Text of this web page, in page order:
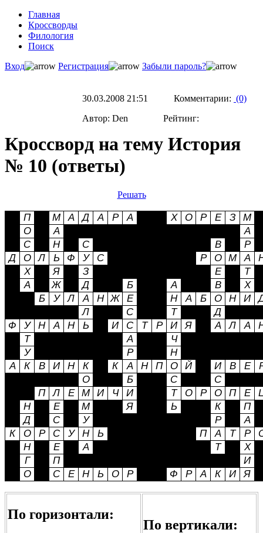
Главная
Кроссворды
Филология
Поиск
Вход
Регистрация Забыли пароль?
30.03.2008 21:51 Комментарии: (0)
Автор: Den Рейтинг:
Кроссворд на тему История
№ 10 (ответы)
Решать
По горизонтали:
По вертикали: